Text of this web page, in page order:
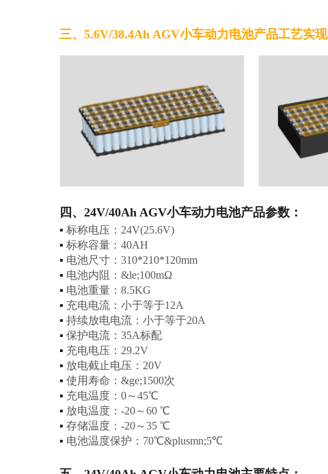
三、5.6V/38.4Ah AGV小车动力电池产品工艺实现
四、24V/40Ah AGV小车动力电池产品参数：
▪ 标称电压：24V(25.6V)
▪ 标称容量：40AH
▪ 电池尺寸：310*210*120mm
▪ 电池内阻：&le;100mΩ
▪ 电池重量：8.5KG
▪ 充电电流：小于等于12A
▪ 持续放电电流：小于等于20A
▪ 保护电流：35A标配
▪ 充电电压：29.2V
▪ 放电截止电压：20V
▪ 使用寿命：&ge;1500次
▪ 充电温度：0～45℃
▪ 放电温度：-20～60 ℃
▪ 存储温度：-20～35 ℃
▪ 电池温度保护：70℃&plusmn;5℃